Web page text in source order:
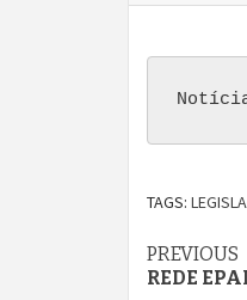
TAGS:
PREVIOUS
REDE